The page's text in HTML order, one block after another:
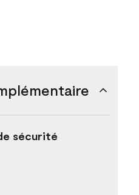
sécurité